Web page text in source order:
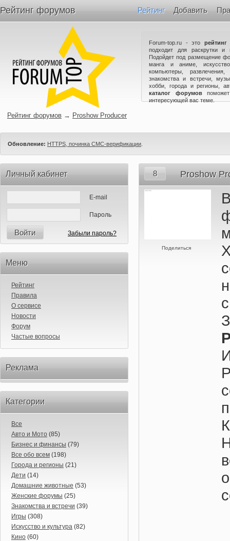
Рейтинг форумов Рейтинг Добавить
Forum-top.ru - это
подходит для раскрутки и
Подойдет под размещение
манга и аниме,
компьютеры,
знакомства и встречи,
хобби, города и регионы,
каталог форумов
интересующей вас теме.
Рейтинг форумов → Proshow Producer
Обновление: HTTPS, починка СМС-верификации
Личный кабинет
E-mail
Пароль
Войти Забыли пароль?
Меню
Рейтинг
Правила
О сервисе
Новости
Форум
Частые вопросы
Реклама
Категории
Все
Авто и Мото (85)
Бизнес и финансы (79)
Все обо всем (198)
Города и регионы (21)
Дети (14)
Домашние животные (53)
Женские форумы (25)
Знакомства и встречи (39)
Игры (308)
Искусство и культура (82)
Кино (60)
8 Proshow
Поделиться